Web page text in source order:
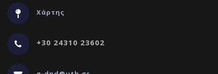
Χάρτης
+30 24310 23602